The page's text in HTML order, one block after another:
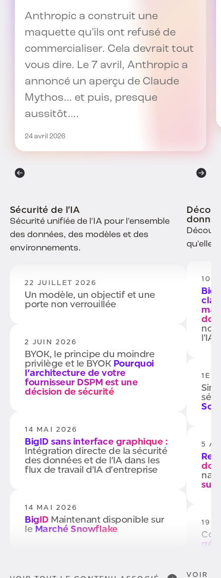
Anthropic a construit une
maquette qu'ils ont refusé de
commercialiser. Cela devrait tout
vous dire. Le 7 avril, Anthropic a
annoncé un aperçu de Claude
Mythos… et puis, presque
aussitôt….
24 avril 2026
Sécurité de l'IA
Sécurité unifiée de l'IA pour l'ensemble
des données, des modèles et des
environnements.
22 JUILLET 2026
Un modèle, un objectif et une
porte non verrouillée
2 JUIN 2026
BYOK, le principe du moindre
privilège et le BYOK Pourquoi
l'architecture de votre
fournisseur DSPM est une
décision de sécurité
14 MAI 2026
BigID sans interface graphique :
Intégration directe de la sécurité
des données et de l'IA dans les
flux de travail d'IA d'entreprise
14 MAI 2026
BigID Maintenant disponible sur
le Marché Snowflake
qu'elles
10
l'IA
1ER
5
sur
19
VOIR